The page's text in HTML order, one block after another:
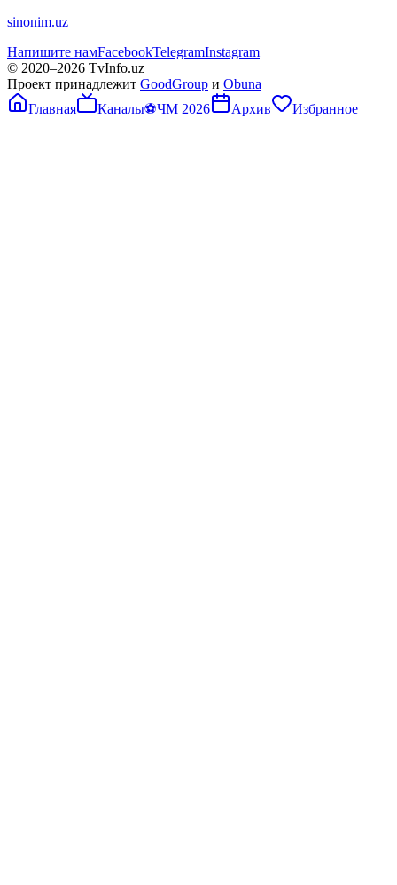
sinonim.uz
Напишите намFacebookTelegramInstagram
© 2020–2026 TvInfo.uz
Проект принадлежит GoodGroup и Obuna
Главная
Каналы⚽ЧМ 2026 Архив Избранное